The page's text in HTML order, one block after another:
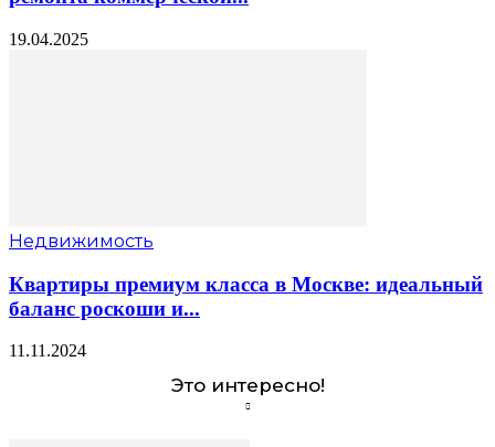
19.04.2025
Недвижимость
Квартиры премиум класса в Москве: идеальный
баланс роскоши и...
11.11.2024
Это интересно!